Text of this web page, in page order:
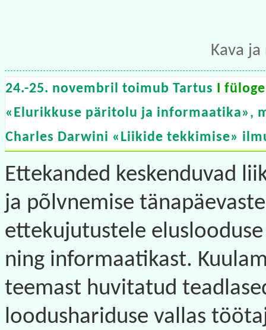
Kava
24.-25. novembril toimub Tartus I
«Elurikkuse päritolu ja informaatika»,
Charles Darwini «Liikide tekkimise»
Ettekanded keskenduvad
ja põlvnemise
ettekujutustele
ning informaatikast.
teemast huvitatud
loodushariduse vallas